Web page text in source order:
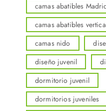
camas abatibles
camas abatibles
camas nido
diseño juvenil
dormitorio juvenil
dormitorios juveniles